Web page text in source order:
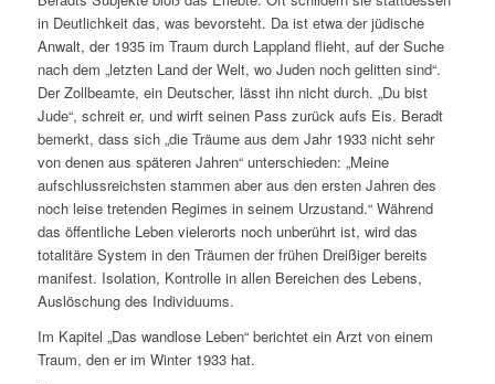
in Deutlichkeit das, was bevorsteht. Da ist etwa der jüdische
Anwalt, der 1935 im Traum durch Lappland flieht, auf der Suche
nach dem „letzten Land der Welt, wo Juden noch gelitten sind“.
Der Zollbeamte, ein Deutscher, lässt ihn nicht durch. „Du bist
Jude“, schreit er, und wirft seinen Pass zurück aufs Eis. Beradt
bemerkt, dass sich „die Träume aus dem Jahr 1933 nicht sehr
von denen aus späteren Jahren“ unterschieden: „Meine
aufschlussreichsten stammen aber aus den ersten Jahren des
noch leise tretenden Regimes in seinem Urzustand.“ Während
das öffentliche Leben vielerorts noch unberührt ist, wird das
totalitäre System in den Träumen der frühen Dreißiger bereits
manifest. Isolation, Kontrolle in allen Bereichen des Lebens,
Auslöschung des Individuums.
Im Kapitel „Das wandlose Leben“ berichtet ein Arzt von einem
Traum, den er im Winter 1933 hat.